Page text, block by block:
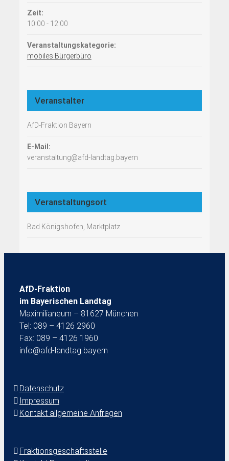
Zeit:
10:00 - 12:00
Veranstaltungskategorie:
mobiles Bürgerbüro
Veranstalter
AfD-Fraktion Bayern
E-Mail:
veranstaltung@afd-landtag.bayern
Veranstaltungsort
Bad Königshofen, Marktplatz
AfD-Fraktion
im Bayerischen Landtag
Maximilianeum – 81627 München
Tel: 089 – 4126 2960
Fax: 089 – 4126 1960
info@afd-landtag.bayern
Datenschutz
Impressum
Kontakt allgemeine Anfragen
Fraktionsgeschäftsstelle